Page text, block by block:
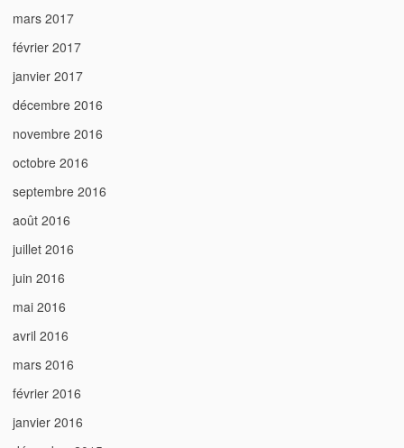
mars 2017
février 2017
janvier 2017
décembre 2016
novembre 2016
octobre 2016
septembre 2016
août 2016
juillet 2016
juin 2016
mai 2016
avril 2016
mars 2016
février 2016
janvier 2016